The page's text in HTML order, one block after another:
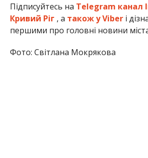
Підписуйтесь на Telegram канал
Кривий Ріг , а також у Viberі
першими про головні новини
Фото: Світлана Мокрякова